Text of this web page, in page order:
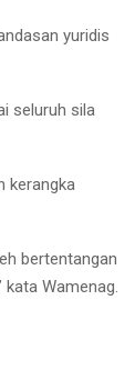
yuridis
seluruh sila
kerangka
bertentangan
kata Wamenag.